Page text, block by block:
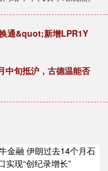
通&quot;新增LPR1Y
中旬抵沪，古德温能否